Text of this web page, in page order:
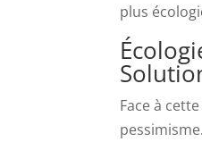
plus
Face à